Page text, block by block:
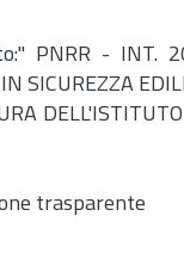
- INT.
SICUREZZA
trasparente